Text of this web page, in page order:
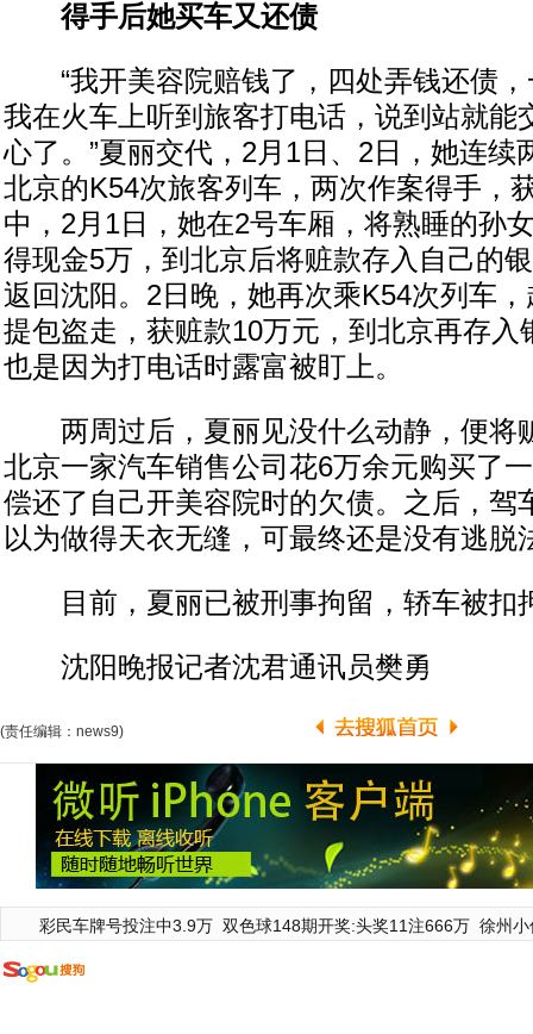
得手后她买车又还债
“我开美容院赔钱了，四处弄钱还债，
我在火车上听到旅客打电话，说到站就能
心了。”夏丽交代，2月1日、2日，她连续
北京的K54次旅客列车，两次作案得手，
中，2月1日，她在2号车厢，将熟睡的孙
得现金5万，到北京后将赃款存入自己的
返回沈阳。2日晚，她再次乘K54次列车
提包盗走，获赃款10万元，到北京再存入
也是因为打电话时露富被盯上。
两周过后，夏丽见没什么动静，便将
北京一家汽车销售公司花6万余元购买了
偿还了自己开美容院时的欠债。之后，驾
以为做得天衣无缝，可最终还是没有逃脱
目前，夏丽已被刑事拘留，轿车被扣
沈阳晚报记者沈君通讯员樊勇
(责任编辑：news9)
彩民车牌号投注中3.9万 双色球148期开奖:头奖11注666万 徐州